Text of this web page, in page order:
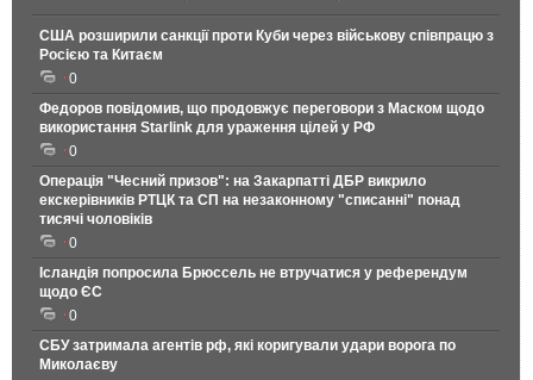
США розширили санкції проти Куби через військову співпрацю з
Росією та Китаєм
0
Федоров повідомив, що продовжує переговори з Маском щодо
використання Starlink для ураження цілей у РФ
0
Операція "Чесний призов": на Закарпатті ДБР викрило
екскерівників РТЦК та СП на незаконному "списанні" понад
тисячі чоловіків
0
Ісландія попросила Брюссель не втручатися у референдум
щодо ЄС
0
СБУ затримала агентів рф, які коригували удари ворога по
Миколаєву